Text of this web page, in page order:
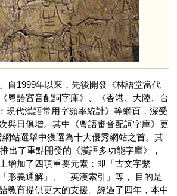
自1999年以來，先後開發《林語堂當代
粵語審音配詞字庫》、《香港、大陸、台
現代漢語常用字頻率統計》等網頁，深受
與日俱增。其中《粵語審音配詞字庫》更
站選舉中獲選為十大優秀網站之首。其
出了重點開發的《漢語多功能字庫》，
增加了四項重要元素：即「古文字繫
形義通解」、「英漢索引」等， 目的是
教育提供更大的支援。經過了四年，本中